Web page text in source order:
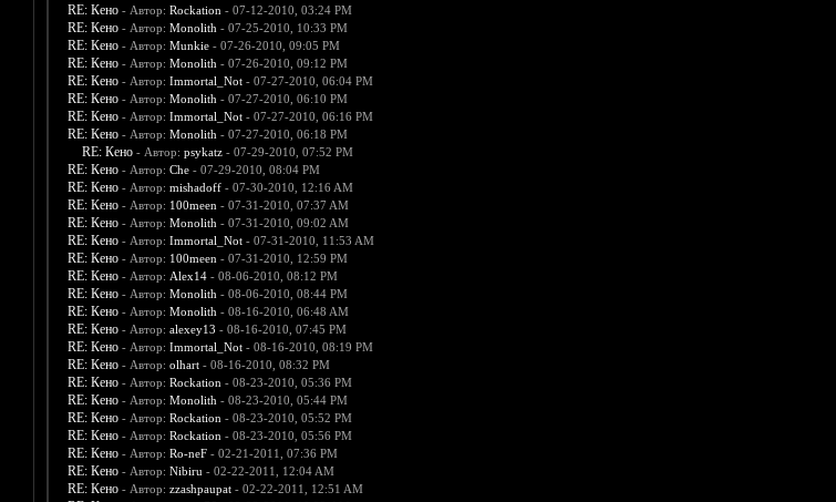
RE: Кено - Автор: Rockation - 07-12-2010, 03:24 PM
RE: Кено - Автор: Monolith - 07-25-2010, 10:33 PM
RE: Кено - Автор: Munkie- 07-26-2010, 09:05 PM
RE: Кено - Автор: Monolith - 07-26-2010, 09:12 PM
RE: Кено - Автор: Immortal_Not- 07-27-2010, 06:04 PM
RE: Кено - Автор: Monolith - 07-27-2010, 06:10 PM
RE: Кено - Автор: Immortal_Not- 07-27-2010, 06:16 PM
RE: Кено - Автор: Monolith - 07-27-2010, 06:18 PM
RE: Кено - Автор: psykatz- 07-29-2010, 07:52 PM
RE: Кено - Автор: Che- 07-29-2010, 08:04 PM
RE: Кено - Автор: mishadoff- 07-30-2010, 12:16 AM
RE: Кено - Автор: 100meen - 07-31-2010, 07:37 AM
RE: Кено - Автор: Monolith - 07-31-2010, 09:02 AM
RE: Кено - Автор: Immortal_Not- 07-31-2010, 11:53 AM
RE: Кено - Автор: 100meen - 07-31-2010, 12:59 PM
RE: Кено - Автор: Alex14- 08-06-2010, 08:12 PM
RE: Кено - Автор: Monolith - 08-06-2010, 08:44 PM
RE: Кено - Автор: Monolith - 08-16-2010, 06:48 AM
RE: Кено - Автор: alexey13 - 08-16-2010, 07:45 PM
RE: Кено - Автор: Immortal_Not- 08-16-2010, 08:19 PM
RE: Кено - Автор: olhart- 08-16-2010, 08:32 PM
RE: Кено - Автор: Rockation - 08-23-2010, 05:36 PM
RE: Кено - Автор: Monolith - 08-23-2010, 05:44 PM
RE: Кено - Автор: Rockation - 08-23-2010, 05:52 PM
RE: Кено - Автор: Rockation - 08-23-2010, 05:56 PM
RE: Кено - Автор: Ro-neF- 02-21-2011, 07:36 PM
RE: Кено - Автор: Nibiru - 02-22-2011, 12:04 AM
RE: Кено - Автор: zzashpaupat- 02-22-2011, 12:51 AM